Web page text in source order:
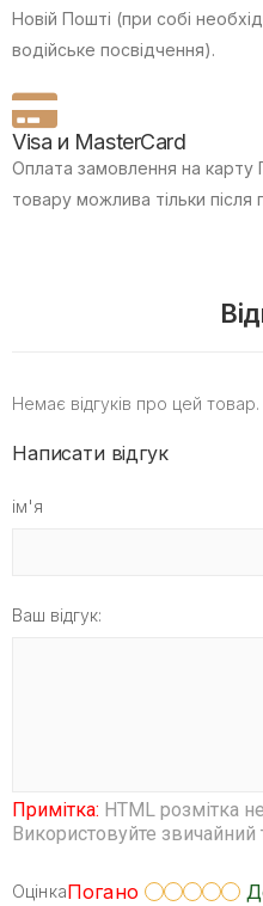
Новій Пошті (при собі
водійське посвідчення).
Visa и MasterCard
Оплата замовлення на карту
товару можлива тільки
Немає відгуків про цей товар.
Написати відгук
ім'я
Ваш відгук:
Примітка: HTML розмітка
Використовуйте звичайний
ОцінкаПогано